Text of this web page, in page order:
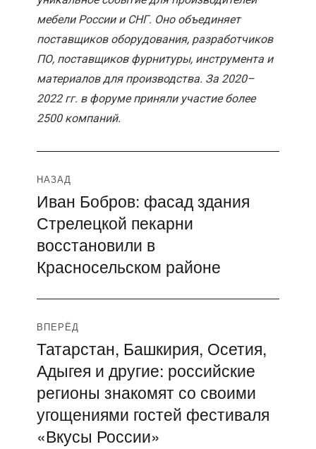
мебели России и СНГ. Оно объединяет
поставщиков оборудования, разработчиков
ПО, поставщиков фурнитуры, инструмента и
материалов для производства. За 2020–
2022 гг. в форуме приняли участие более
2500 компаний.
Навигация
по
записям
НАЗАД
Предыдущая
запись:
Иван Бобров: фасад здания
Стрелецкой пекарни
восстановили в
Красносельском районе
ВПЕРЁД
Следующая
запись:
Татарстан, Башкирия, Осетия,
Адыгея и другие: российские
регионы знакомят со своими
угощениями гостей фестиваля
«Вкусы России»